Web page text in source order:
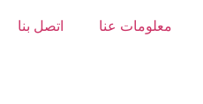
معلومات عنا اتصل بنا